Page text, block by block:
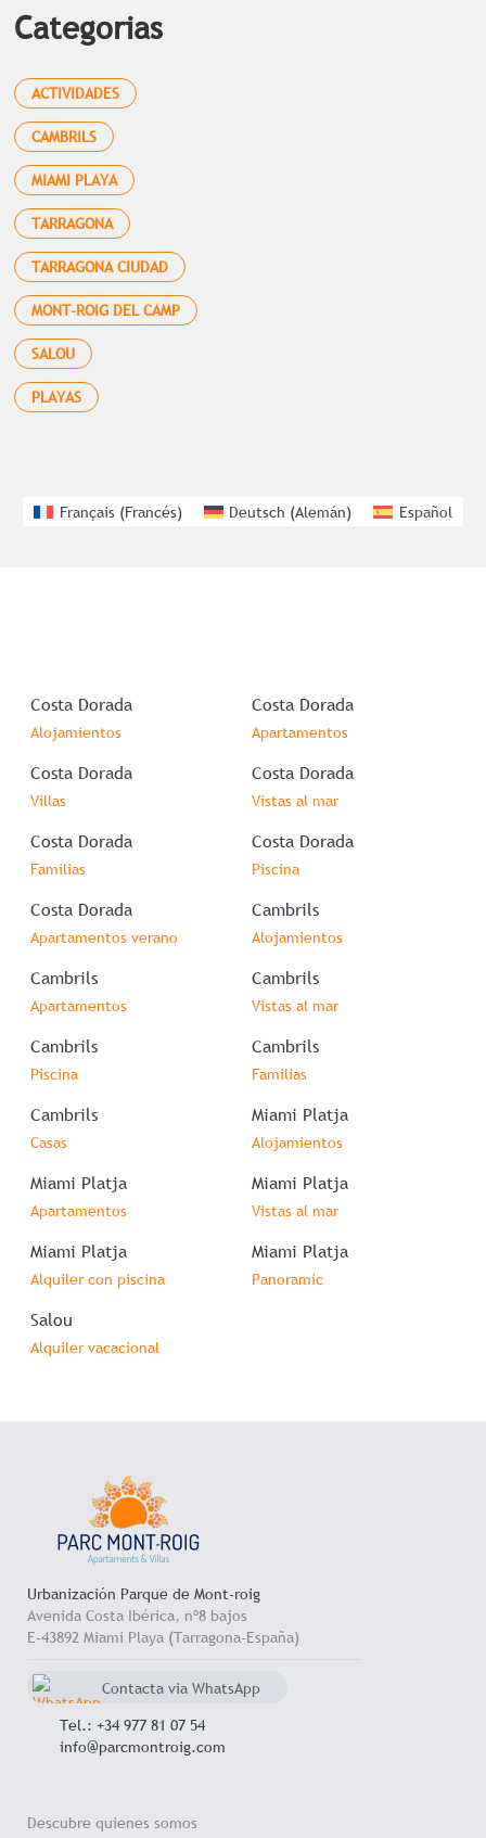
Categorias
ACTIVIDADES
CAMBRILS
MIAMI PLAYA
TARRAGONA
TARRAGONA CIUDAD
MONT-ROIG DEL CAMP
SALOU
PLAYAS
Français (Francés) Deutsch (Alemán) Español
Costa Dorada
Alojamientos
Costa Dorada
Apartamentos
Costa Dorada
Villas
Costa Dorada
Vistas al mar
Costa Dorada
Familias
Costa Dorada
Piscina
Costa Dorada
Apartamentos verano
Cambrils
Alojamientos
Cambrils
Apartamentos
Cambrils
Vistas al mar
Cambrils
Piscina
Cambrils
Familias
Cambrils
Casas
Miami Platja
Alojamientos
Miami Platja
Apartamentos
Miami Platja
Vistas al mar
Miami Platja
Alquiler con piscina
Miami Platja
Panoramic
Salou
Alquiler vacacional
Urbanización Parque de Mont-roig
Avenida Costa Ibérica, nº8 bajos
E-43892 Miami Playa (Tarragona-España)
Contacta via WhatsApp
Tel.: +34 977 81 07 54
info@parcmontroig.com
Descubre quienes somos